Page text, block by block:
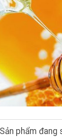
Sản phẩm đang